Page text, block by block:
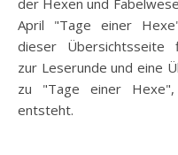
April "Tage einer
dieser
zur Leserunde und eine
zu "Tage einer
entsteht.